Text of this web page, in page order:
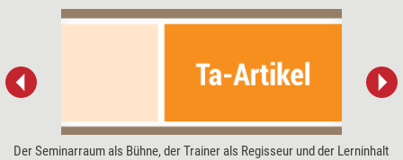
Der Seminarraum als Bühne, der Trainer als Regisseur und der Lern­inhalt